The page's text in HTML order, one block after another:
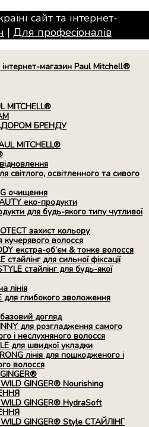
сайт та інтернет-
| Для професiоналiв
MITCHELL®
БРЕНДУ
MITCHELL®
світлого, освітленного та сивого
очищення
еко-продукти
для будь-якого типу чутливої
захист кольору
кучерявого волосся
екстра-об’єм & тонке волосся
стайлінг для сильної фіксації
стайлінг для будь-якої
лінія
для глибокого зволоження
догляд
для розгладження самого
і неслухняного волосся
для швидкої укладки
лінія для пошкодженого і
волосся
GINGER® Nourishing
GINGER® HydraSoft
GINGER® Style СТАЙЛІНГ